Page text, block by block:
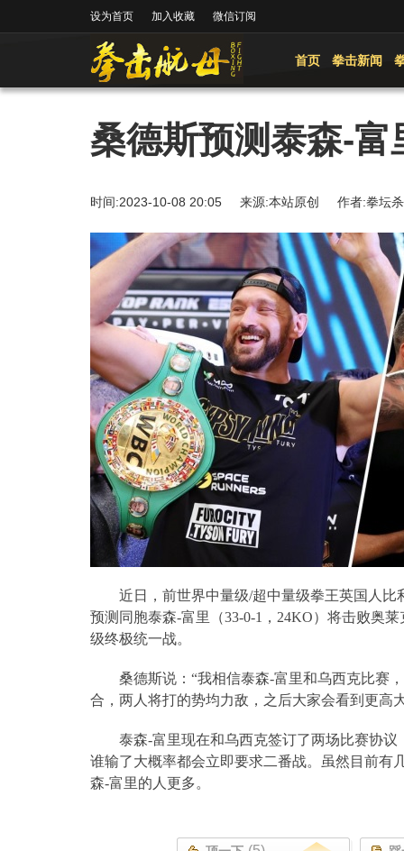
设为首页 加入收藏 微信订阅
首页 拳击新闻
桑德斯预测泰森-
时间:2023-10-08 20:05 来源:本站原创 作者:拳
近日，前世界中量级/超中量级拳王英国人比
预测同胞泰森-富里（33-0-1 ， 24KO）将击败奥莱
级终极统一战。
桑德斯说：“我相信泰森-富里和乌西克比赛
合，两人将打的势均力敌，之后大家会看到更高
泰森-富里现在和乌西克签订了两场比赛协议
谁输了大概率都会立即要求二番战。虽然目前有
森-富里的人更多。